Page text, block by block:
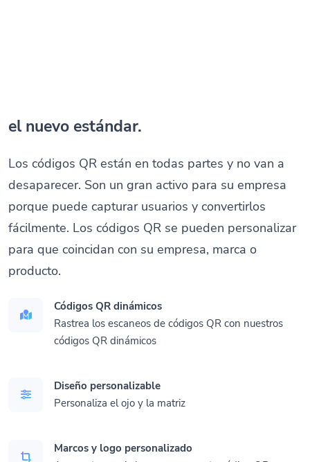
el nuevo estándar.
Los códigos QR están en todas partes y no van a
desaparecer. Son un gran activo para su empresa
porque puede capturar usuarios y convertirlos
fácilmente. Los códigos QR se pueden personalizar
para que coincidan con su empresa, marca o
producto.
Códigos QR dinámicos
Rastrea los escaneos de códigos QR con nuestros
códigos QR dinámicos
Diseño personalizable
Personaliza el ojo y la matriz
Marcos y logo personalizado